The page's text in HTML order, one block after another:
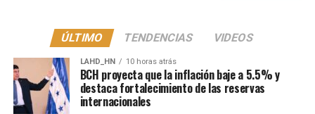
ÚLTIMO TENDENCIAS VIDEOS
LAHD_HN 10 horas atrás
BCH proyecta que la inflación baje a 5.5% y
destaca fortalecimiento de las reservas
internacionales